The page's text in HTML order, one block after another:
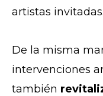
artistas invitadas.
De la misma
intervenciones
también